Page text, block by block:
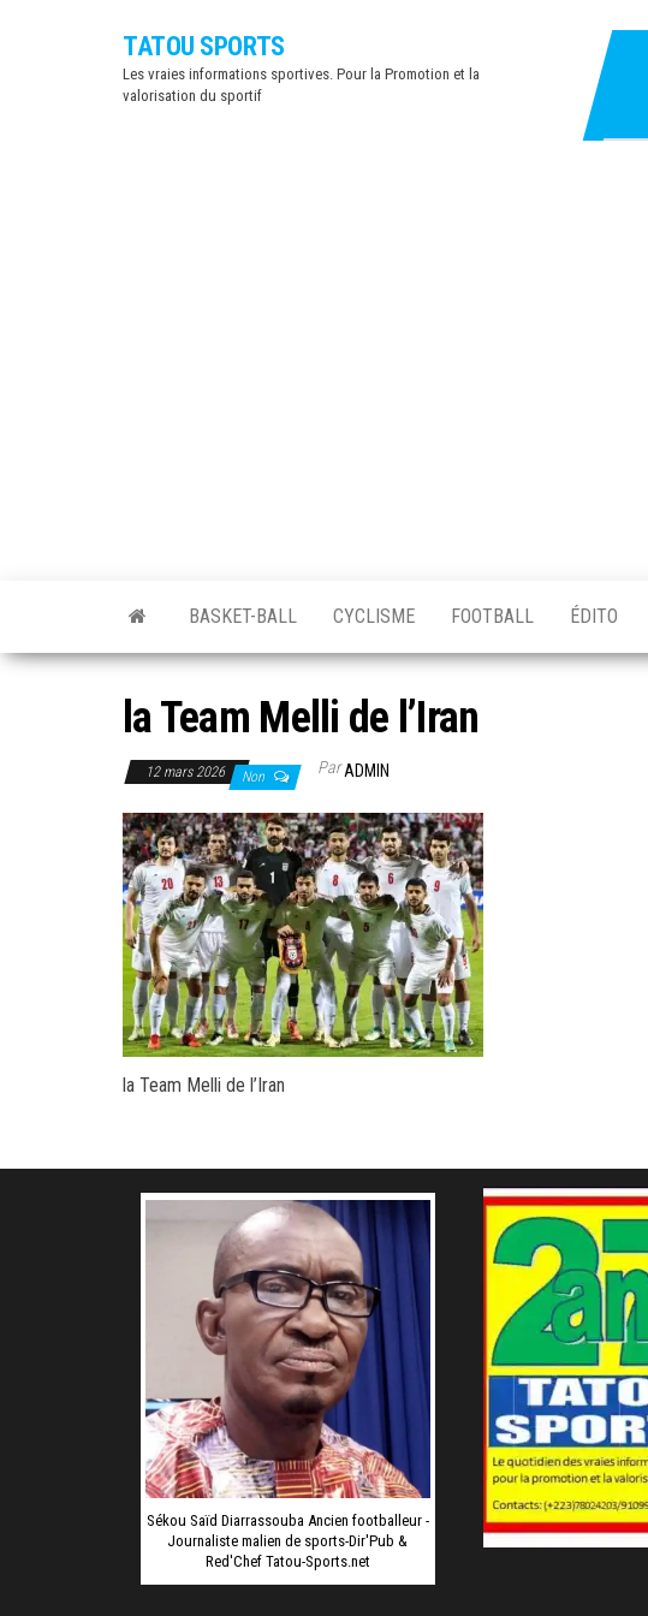
TATOU SPORTS
Les vraies informations sportives. Pour la Promotion et la
valorisation du sportif
BASKET-BALL CYCLISME FOOTBALL ÉDITO
la Team Melli de l’Iran
12 mars 2026 Non ParADMIN
la Team Melli de l’Iran
Sékou Saïd Diarrassouba Ancien footballeur -
Journaliste malien de sports-Dir'Pub &
Red'Chef Tatou-Sports.net